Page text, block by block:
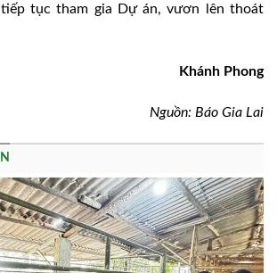
tục tham gia Dự án, vươn lên thoát
Khánh Phong
Nguồn: Báo Gia Lai